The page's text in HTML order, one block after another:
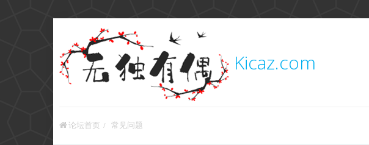
Kicaz.com
论坛首页 常见问题